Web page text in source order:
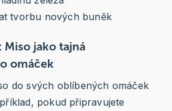
tvorbu nových buněk
jako tajná
omáček
do svých oblíbených omáček
pokud připravujete